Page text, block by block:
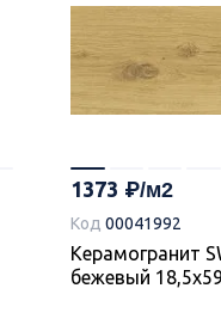
1373
Код 00041992
Керамогранит
бежевый